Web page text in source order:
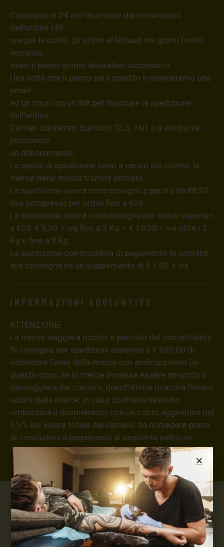
Consegna in 24 ore lavorative dal ricevimento
dell’ordine (48
ore per le isole), gli ordini effettuati nei giorni festivi
verranno
evasi il primo giorno lavorativo successivo.
Una volta che il pacco sarà spedito ti manderemo una
email
ed un sms con un link per tracciare la spedizione
dell’ordine.
Corrieri adoperati: Bartolini, GLS, TNT o il vostro se
possedete
un abbonamento.
Le spese di spedizione sono a carico del cliente; la
merce viene inviata tramite corriere.
La spedizione senza contrassegno a partire da €8,20
(iva compresa) per ordini fino a €55.
La spedizione senza contrassegno per ordini superiori
a €55: € 5,90 + iva fino a 3 Kg – € 10,00 + iva oltre i 3
Kg e fino a 8 Kg.
La spedizione con modalità di pagamento in contanti
alla consegna ha un supplemento di € 5,00 + iva.
Informazioni aggiuntive
ATTENZIONE!
La merce viaggia a rischio e pericolo del committente.
Si consiglia, per spedizioni superiori a € 500,00 di
richiedere l’invio della merce con assicurazione (in
questo caso, se la merce dovesse essere smarrita o
danneggiata dal corriere, quest’ultimo risarcirà l’intero
valore della merce, in caso contrario nessuno
rimborserà il destinatario) con un costo aggiuntivo del
3,5% sul valore totale del carrello, da richiedere prima
di concludere il pagamento al seguente indirizzo:
shop@maxsignorello.it.
Max Signorello Tattoo
Supply
TUTTO PER IL TUO